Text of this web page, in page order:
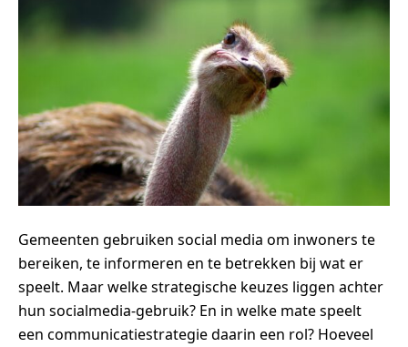
Gemeenten gebruiken social media om inwoners te
bereiken, te informeren en te betrekken bij wat er
speelt. Maar welke strategische keuzes liggen achter
hun socialmedia-gebruik? En in welke mate speelt
een communicatiestrategie daarin een rol? Hoeveel